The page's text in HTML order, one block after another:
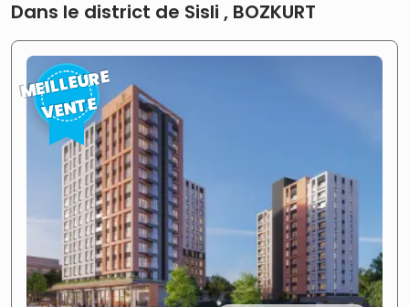
Dans le district de Sisli , BOZKURT
MEILLEURE
VENTE